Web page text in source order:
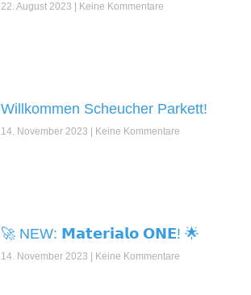
22. August 2023 Keine Kommentare
Willkommen Scheucher Parkett!
14. November 2023 Keine Kommentare
🚀 NEW: 𝗠𝗮𝘁𝗲𝗿𝗶𝗮𝗹𝗼 𝗢𝗡𝗘! 🌟
14. November 2023 Keine Kommentare